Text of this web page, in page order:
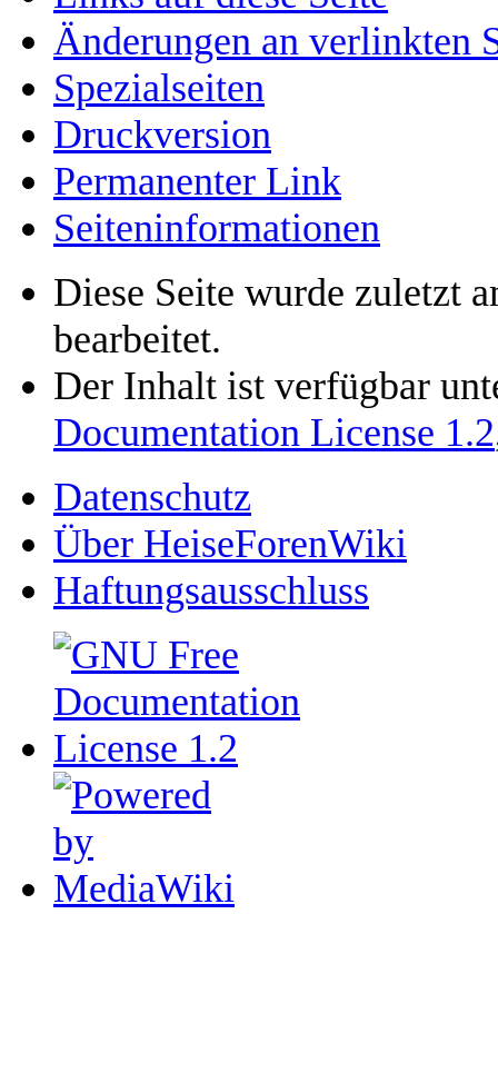
Änderungen an verlinkten
Spezialseiten
Druckversion
Permanenter Link
Seiten­informationen
Diese Seite wurde zuletzt
bearbeitet.
Der Inhalt ist verfügbar
Documentation License 1.2
Datenschutz
Über HeiseForenWiki
Haftungsausschluss